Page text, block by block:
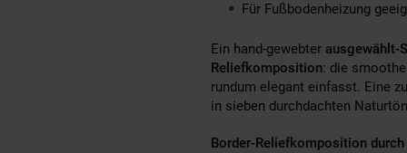
Für Fußbodenheizung
Ein hand-gewebter ausgewählt-
Reliefkomposition: die
rundum elegant einfasst. Eine
in sieben durchdachten
Border-Reliefkomposition